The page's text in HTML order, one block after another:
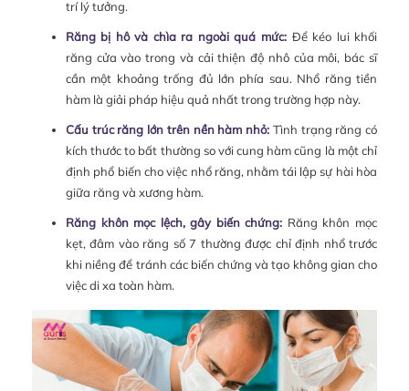
trí lý tưởng.
Răng bị hô và chìa ra ngoài quá mức: Để kéo lui khối
răng cửa vào trong và cải thiện độ nhô của môi, bác sĩ
cần một khoảng trống đủ lớn phía sau. Nhổ răng tiền
hàm là giải pháp hiệu quả nhất trong trường hợp này.
Cấu trúc răng lớn trên nền hàm nhỏ: Tình trạng răng có
kích thước to bất thường so với cung hàm cũng là một chỉ
định phổ biến cho việc nhổ răng, nhằm tái lập sự hài hòa
giữa răng và xương hàm.
Răng khôn mọc lệch, gây biến chứng: Răng khôn mọc
kẹt, đâm vào răng số 7 thường được chỉ định nhổ trước
khi niềng để tránh các biến chứng và tạo không gian cho
việc di xa toàn hàm.